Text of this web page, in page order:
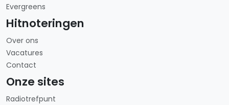
Evergreens
Hitnoteringen
Over ons
Vacatures
Contact
Onze sites
Radiotrefpunt